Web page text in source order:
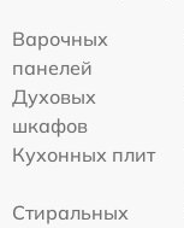
Варочных
панелей
Духовых
шкафов
Кухонных плит
Стиральных